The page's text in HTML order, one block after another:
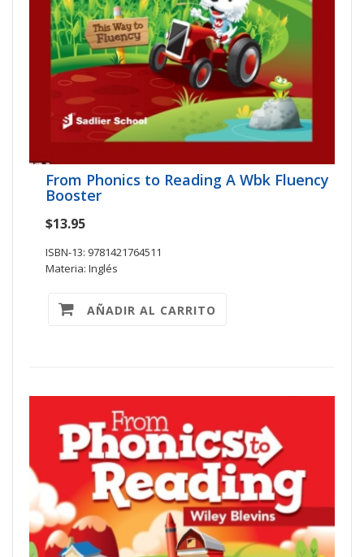
From Phonics to Reading A Wbk Fluency
Booster
$13.95
ISBN-13: 9781421764511
Materia: Inglés
AÑADIR AL CARRITO